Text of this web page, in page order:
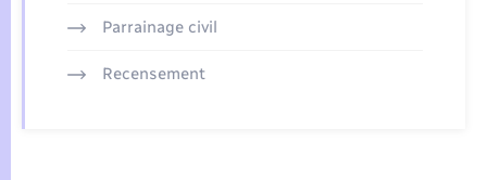
Parrainage civil
Recensement